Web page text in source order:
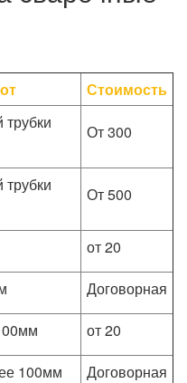
Стоимость
От 300
От 500
от 20
Договорная
от 20
100мм
Договорная